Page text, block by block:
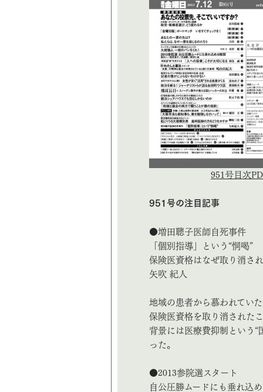
951号目次
951号の注目記事
●増田聰子医師自死事件
「個別指導」という“恫喝”
保険医資格はなぜ取り消さ
矢吹 紀人
地域の患者から慕われてい
保険医資格を取り消された
背景には医療費抑制という“
った。
●2013参院選スタート
自公圧勝ムードにも垂れ込